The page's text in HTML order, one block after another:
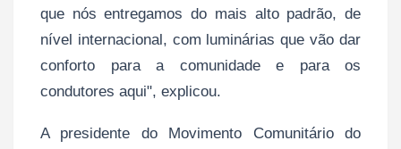
que nós entregamos do mais alto padrão, de
nível internacional, com luminárias que vão dar
conforto para a comunidade e para os
condutores aqui", explicou.
A presidente do Movimento Comunitário do